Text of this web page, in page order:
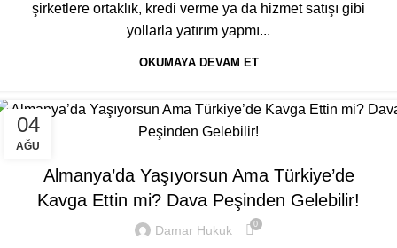
şirketlere ortaklık, kredi verme ya da hizmet satışı gibi
yollarla yatırım yapmı...
OKUMAYA DEVAM ET
04
AĞUGENEL
Almanya’da Yaşıyorsun Ama Türkiye’de
Kavga Ettin mi? Dava Peşinden Gelebilir!
Damar Hukuk 0